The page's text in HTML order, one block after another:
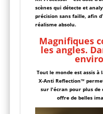
scènes qui détecte et
précision sans faille, afin
réalisme absolu.
Magnifiques
les angles.
Tout le monde est assis à
X-Anti Reflection™
sur l'écran pour plus de
offre de belles